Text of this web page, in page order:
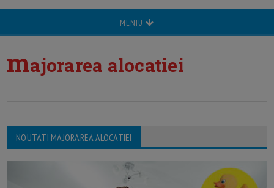
MENIU
majorarea alocatiei
NOUTATI MAJORAREA ALOCATIEI